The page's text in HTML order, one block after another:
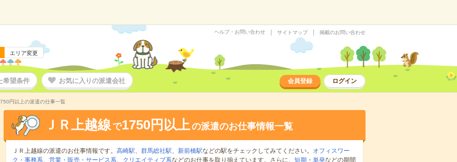
エリア変更
ヘルプ・お問い合わせ サイトマップ 掲載のお問い合わせ
希望条件 お気に入りの派遣会社 会員登録 ログイン
円以上の派遣の仕事一覧
ＪＲ上越線 で1750円以上の派遣のお仕事情報一覧
ＪＲ上越線の派遣のお仕事情報です。 高崎駅、 群馬総社駅、 新前橋駅などの駅をチェックしてみてください。
オフィスワー
ク・事務系、 営業・販売・サービス系、 クリエイティブ系などのお仕事を取り揃えています。さらに、 短期 ・ 単発などの期間